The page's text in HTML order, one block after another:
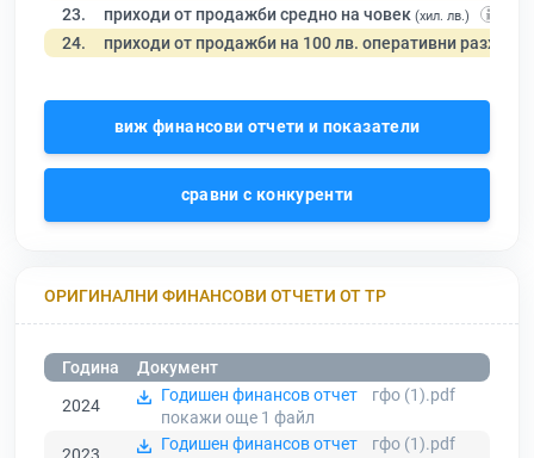
23. приходи от продажби средно на човек (хил. лв.)
24. приходи от продажби на 100 лв. оперативни разходи
виж финансови отчети и показатели
сравни с конкуренти
ОРИГИНАЛНИ ФИНАНСОВИ ОТЧЕТИ ОТ ТР
Година
Документ
2024
Годишен финансов отчет
гфо (1).pdf
покажи още 1 файл
Годишен финансов отчет
гфо (1).pdf